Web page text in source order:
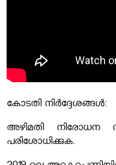
കോടതി നിർദ്ദേശങ്ങൾ:
അഴിമതി നിരോധന
പരിശോധിക്കുക.